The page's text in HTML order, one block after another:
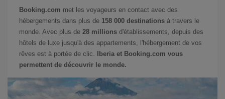
Booking.com met les voyageurs en contact avec des
hébergements dans plus de 158 000 destinations à travers le
monde. Avec plus de 28 millions d'établissements, depuis des
hôtels de luxe jusqu'à des appartements, l'hébergement de vos
rêves est à portée de clic.
Iberia et Booking.com vous
permettent de découvrir le monde.